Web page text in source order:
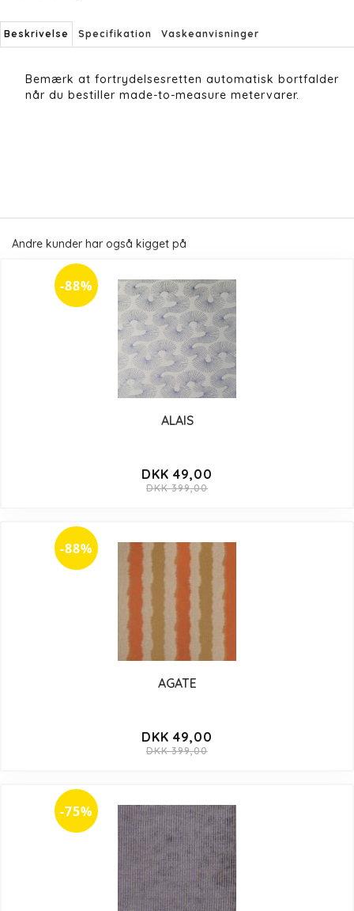
Beskrivelse Specifikation Vaskeanvisninger
Bemærk at fortrydelsesretten automatisk bortfalder
når du bestiller made-to-measure metervarer.
Andre kunder har også kigget på
-88%
ALAIS
DKK 49,00
DKK 399,00
-88%
AGATE
DKK 49,00
DKK 399,00
-75%